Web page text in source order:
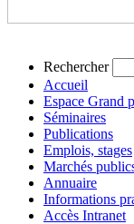
Rechercher
Accueil
Espace Grand
Séminaires
Publications
Emplois, stages
Marchés
Annuaire
Informations
Accès Intranet